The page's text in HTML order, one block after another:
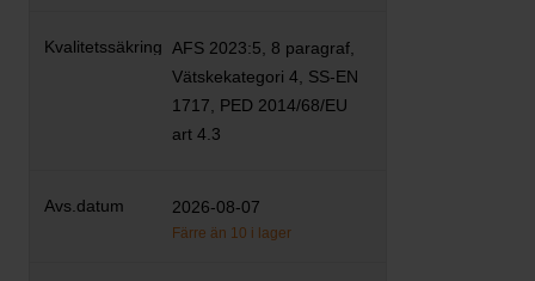
AFS 2023:5, 8 paragraf,
Vätskekategori 4, SS-EN
1717, PED 2014/68/EU
art 4.3
2026-08-07
Färre än 10 i lager